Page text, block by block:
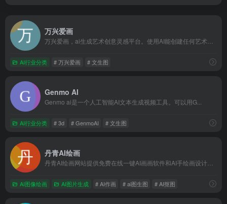
万兴爱画
AI行业分类 # 万兴爱画 # 文生图
Genmo AI
Genmo ai是一个人工智能AI文本生成视频工具。可以用G...
AI行业分类 # 3d # GenmoAI # 文生图
丹青AI绘画
AI图像绘画 AI图片生成 # AI作画 # ai图生图 # AI抠图